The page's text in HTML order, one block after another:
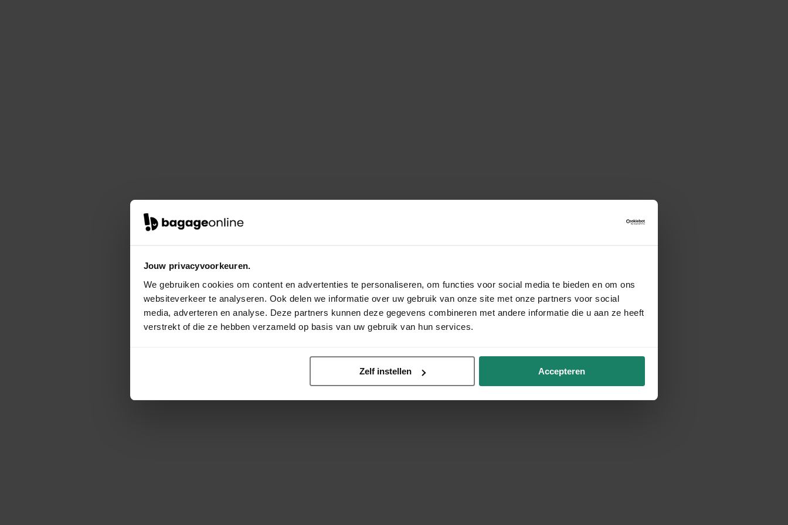
Jouw privacyvoorkeuren.
We gebruiken cookies om content en advertenties te personaliseren, om functies voor social media te bieden en om ons
websiteverkeer te analyseren. Ook delen we informatie over uw gebruik van onze site met onze partners voor social
media, adverteren en analyse. Deze partners kunnen deze gegevens combineren met andere informatie die u aan ze heeft
verstrekt of die ze hebben verzameld op basis van uw gebruik van hun services.
Zelf instellen Accepteren